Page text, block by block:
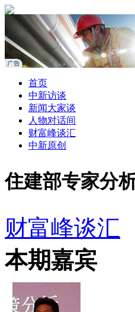
首页
中新访谈
新闻大家谈
人物对话间
财富峰谈汇
中新原创
住建部专家分
财富峰谈汇
本期嘉宾